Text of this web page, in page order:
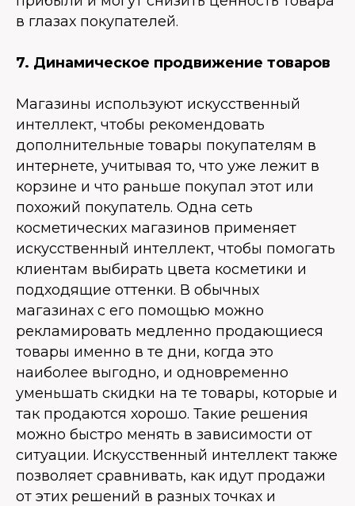
в глазах покупателей.
7. Динамическое продвижение товаров
Магазины используют искусственный
интеллект, чтобы рекомендовать
дополнительные товары покупателям в
интернете, учитывая то, что уже лежит в
корзине и что раньше покупал этот или
похожий покупатель. Одна сеть
косметических магазинов применяет
искусственный интеллект, чтобы помогать
клиентам выбирать цвета косметики и
подходящие оттенки. В обычных
магазинах с его помощью можно
рекламировать медленно продающиеся
товары именно в те дни, когда это
наиболее выгодно, и одновременно
уменьшать скидки на те товары, которые и
так продаются хорошо. Такие решения
можно быстро менять в зависимости от
ситуации. Искусственный интеллект также
позволяет сравнивать, как идут продажи
от этих решений в разных точках и